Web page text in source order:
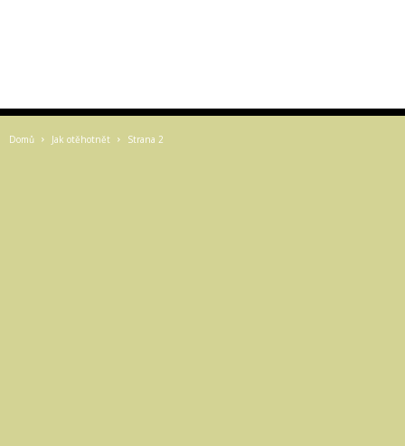
Domů Jak otěhotnět Strana 2